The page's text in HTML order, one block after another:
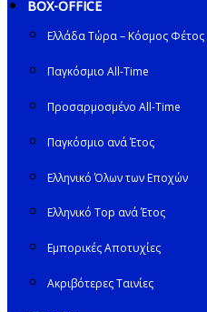
BOX-OFFICE
Ελλάδα Τώρα – Κόσμος Φέτος
Παγκόσμιο All-Time
Προσαρμοσμένο All-Time
Παγκόσμιο ανά Έτος
Ελληνικό Όλων των Εποχών
Ελληνικό Top ανά Έτος
Εμπορικές Αποτυχίες
Ακριβότερες Ταινίες